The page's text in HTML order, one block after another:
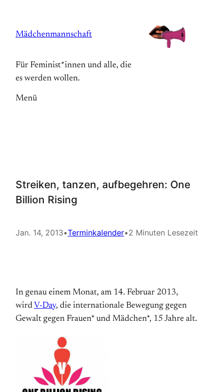
springen
Mädchenmannschaft
Für Feminist*innen und alle, die
es werden wollen.
Menü
Streiken, tanzen, aufbegehren: One
Billion Rising
Jan. 14, 2013•Terminkalender•2 Minuten Lesezeit
In genau einem Monat, am 14. Februar 2013,
wird V-Day, die internationale Bewegung gegen
Gewalt gegen Frauen* und Mädchen*, 15 Jahre alt.